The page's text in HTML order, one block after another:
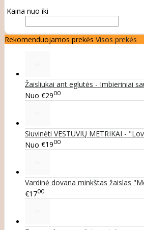
Kaina nuo iki
Rekomenduojamos prekės Visos prekės
Žaisliukai ant eglutės - Imbieriniai
Nuo €2900
Siuvinėti VESTUVIŲ METRIKAI -
Nuo €1900
Vardinė dovana minkštas žaislas
€1700